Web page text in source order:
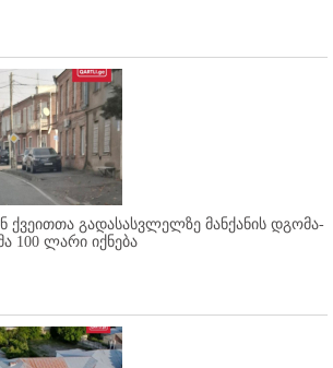
ქვეითთა გადასასვლელზე მანქანის დგომა-
100 ლარი იქნება